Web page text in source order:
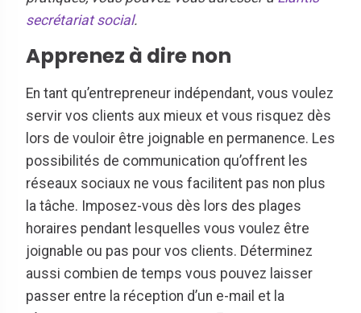
secrétariat social.
Apprenez à dire non
En tant qu’entrepreneur indépendant, vous voulez
servir vos clients aux mieux et vous risquez dès
lors de vouloir être joignable en permanence. Les
possibilités de communication qu’offrent les
réseaux sociaux ne vous facilitent pas non plus
la tâche. Imposez-vous dès lors des plages
horaires pendant lesquelles vous voulez être
joignable ou pas pour vos clients. Déterminez
aussi combien de temps vous pouvez laisser
passer entre la réception d’un e-mail et la